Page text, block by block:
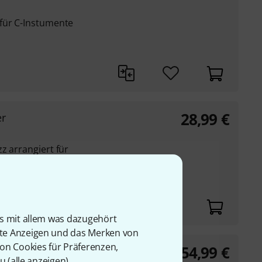
mit allem was dazugehört
Anzeigen und das Merken von
Cookies für Präferenzen,
C-Instumente
arrangiert für
28,99 €
54,99 €